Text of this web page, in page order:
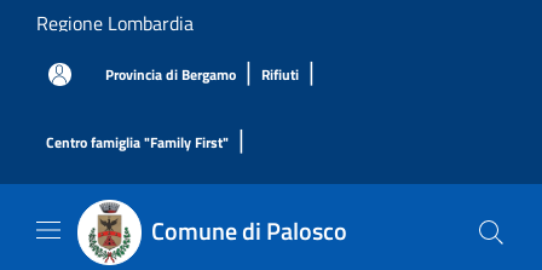
Salta al contenuto principale
Regione Lombardia
Provincia di Bergamo | Rifiuti |
Centro famiglia "Family First" |
Comune di Palosco